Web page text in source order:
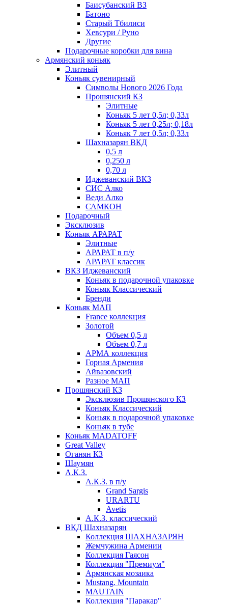
Баисубанский ВЗ
Батоно
Старый Тбилиси
Хевсури / Руно
Другие
Подарочные коробки для вина
Армянский коньяк
Элитный
Коньяк сувенирный
Символы Нового 2026 Года
Прошянский КЗ
Элитные
Коньяк 5 лет 0,5л; 0,33л
Коньяк 5 лет 0,25л; 0,18л
Коньяк 7 лет 0,5л; 0,33л
Шахназарян ВКД
0,5 л
0,250 л
0,70 л
Иджеванский ВКЗ
СИС Алко
Веди Алко
САМКОН
Подарочный
Эксклюзив
Коньяк АРАРАТ
Элитные
АРАРАТ в п/у
АРАРАТ классик
ВКЗ Иджеванский
Коньяк в подарочной упаковке
Коньяк Классический
Бренди
Коньяк МАП
France коллекция
Золотой
Объем 0,5 л
Объем 0,7 л
АРМА коллекция
Горная Армения
Айвазовский
Разное МАП
Прошянский КЗ
Эксклюзив Прошянского КЗ
Коньяк Классический
Коньяк в подарочной упаковке
Коньяк в тубе
Коньяк MADATOFF
Great Valley
Оганян КЗ
Шаумян
А.К.З.
А.К.З. в п/у
Grand Sargis
URARTU
Avetis
А.К.З. классический
ВКД Шахназарян
Коллекция ШАХНАЗАРЯН
Жемчужина Армении
Коллекция Гаясон
Коллекция "Премиум"
Армянская мозаика
Mustang. Mountain
MAUTAIN
Коллекция "Паракар"